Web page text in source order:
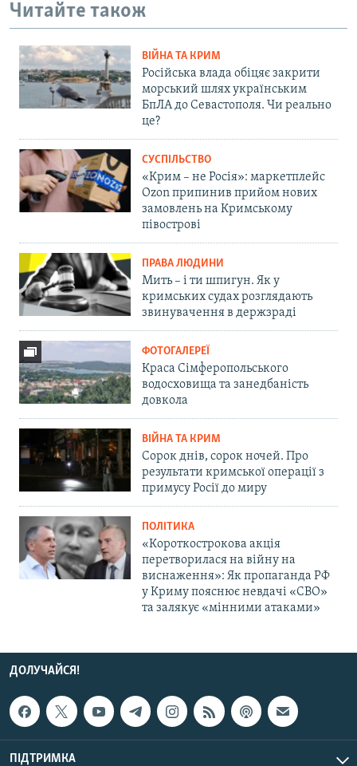
Читайте також
ВІЙНА ТА КРИМ
Російська влада обіцяє закрити
морський шлях українським
БпЛА до Севастополя. Чи реально
це?
СУСПІЛЬСТВО
«Крим – не Росія»: маркетплейс
Ozon припинив прийом нових
замовлень на Кримському
півострові
ПРАВА ЛЮДИНИ
Мить – і ти шпигун. Як у
кримських судах розглядають
звинувачення в держзраді
ФОТОГАЛЕРЕЇ
Краса Сімферопольського
водосховища та занедбаність
довкола
ВІЙНА ТА КРИМ
Сорок днів, сорок ночей. Про
результати кримської операції з
примусу Росії до миру
ПОЛІТИКА
«Короткострокова акція
перетворилася на війну на
виснаження»: Як пропаганда РФ
у Криму пояснює невдачі «СВО»
та залякує «мінними атаками»
ДОЛУЧАЙСЯ!
ПІДТРИМКА